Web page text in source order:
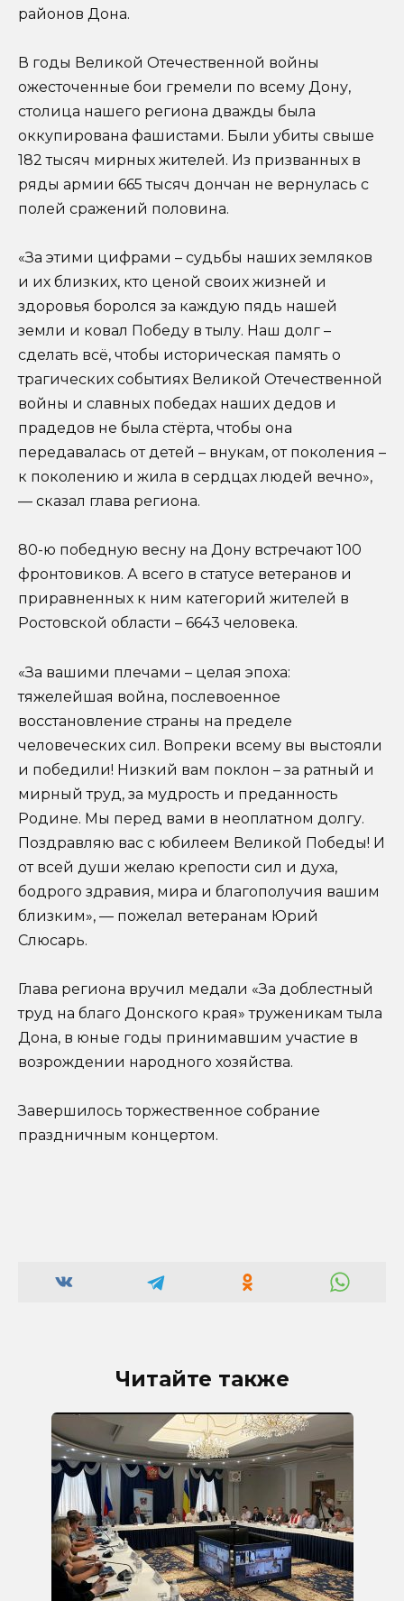
районов Дона.
В годы Великой Отечественной войны
ожесточенные бои гремели по всему Дону,
столица нашего региона дважды была
оккупирована фашистами. Были убиты свыше
182 тысяч мирных жителей. Из призванных в
ряды армии 665 тысяч дончан не вернулась с
полей сражений половина.
«За этими цифрами – судьбы наших земляков
и их близких, кто ценой своих жизней и
здоровья боролся за каждую пядь нашей
земли и ковал Победу в тылу. Наш долг –
сделать всё, чтобы историческая память о
трагических событиях Великой Отечественной
войны и славных победах наших дедов и
прадедов не была стёрта, чтобы она
передавалась от детей – внукам, от поколения –
к поколению и жила в сердцах людей вечно»,
— сказал глава региона.
80-ю победную весну на Дону встречают 100
фронтовиков. А всего в статусе ветеранов и
приравненных к ним категорий жителей в
Ростовской области – 6643 человека.
«За вашими плечами – целая эпоха:
тяжелейшая война, послевоенное
восстановление страны на пределе
человеческих сил. Вопреки всему вы выстояли
и победили! Низкий вам поклон – за ратный и
мирный труд, за мудрость и преданность
Родине. Мы перед вами в неоплатном долгу.
Поздравляю вас с юбилеем Великой Победы! И
от всей души желаю крепости сил и духа,
бодрого здравия, мира и благополучия вашим
близким», — пожелал ветеранам Юрий
Слюсарь.
Глава региона вручил медали «За доблестный
труд на благо Донского края» труженикам тыла
Дона, в юные годы принимавшим участие в
возрождении народного хозяйства.
Завершилось торжественное собрание
праздничным концертом.
Читайте также